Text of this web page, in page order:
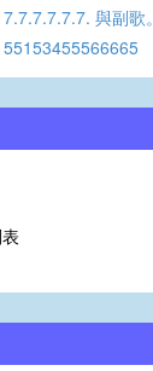
7.7.7.7.7.7. 與副歌。
55153455566665